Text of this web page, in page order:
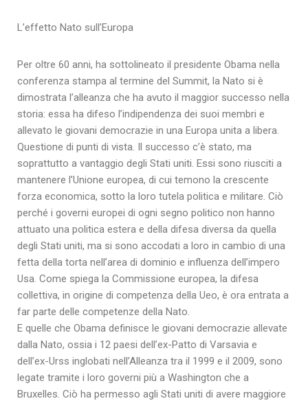
L’effetto Nato sull’Europa
Per oltre 60 anni, ha sottolineato il presidente Obama nella
conferenza stampa al termine del Summit, la Nato si è
dimostrata l’alleanza che ha avuto il maggior successo nella
storia: essa ha difeso l’indipendenza dei suoi membri e
allevato le giovani democrazie in una Europa unita a libera.
Questione di punti di vista. Il successo c’è stato, ma
soprattutto a vantaggio degli Stati uniti. Essi sono riusciti a
mantenere l’Unione europea, di cui temono la crescente
forza economica, sotto la loro tutela politica e militare. Ciò
perché i governi europei di ogni segno politico non hanno
attuato una politica estera e della difesa diversa da quella
degli Stati uniti, ma si sono accodati a loro in cambio di una
fetta della torta nell’area di dominio e influenza dell’impero
Usa. Come spiega la Commissione europea, la difesa
collettiva, in origine di competenza della Ueo, è ora entrata a
far parte delle competenze della Nato.
E quelle che Obama definisce le giovani democrazie allevate
dalla Nato, ossia i 12 paesi dell’ex-Patto di Varsavia e
dell’ex-Urss inglobati nell’Alleanza tra il 1999 e il 2009, sono
legate tramite i loro governi più a Washington che a
Bruxelles. Ciò ha permesso agli Stati uniti di avere maggiore